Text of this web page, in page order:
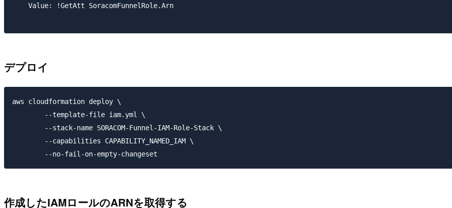
    Value: !GetAtt SoracomFunnelRole.Arn
デプロイ
aws cloudformation deploy \
作成したIAMロールのARNを取得する